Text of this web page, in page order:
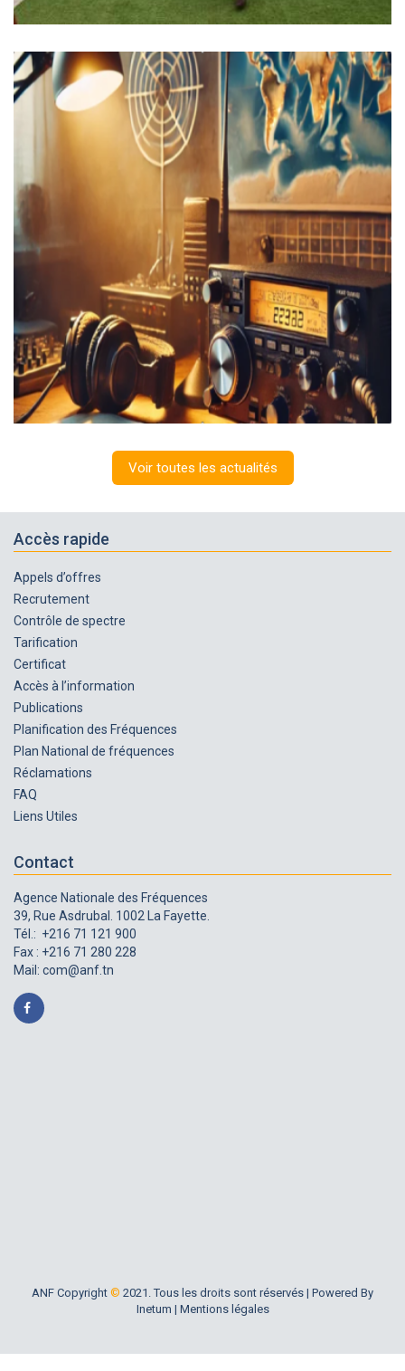
Voir toutes les actualités
Accès rapide
Appels d’offres
Recrutement
Contrôle de spectre
Tarification
Certificat
Accès à l’information
Publications
Planification des Fréquences
Plan National de fréquences
Réclamations
FAQ
Liens Utiles
Contact
Agence Nationale des Fréquences
39, Rue Asdrubal. 1002 La Fayette.
Tél.: +216 71 121 900
Fax : +216 71 280 228
Mail: com@anf.tn
ANF Copyright © 2021. Tous les droits sont réservés | Powered By
Inetum | Mentions légales